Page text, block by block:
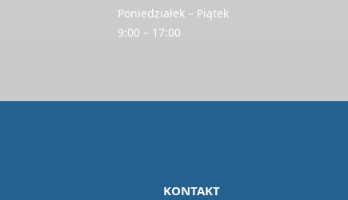
Poniedziałek – Piątek
9:00 – 17:00
KONTAKT